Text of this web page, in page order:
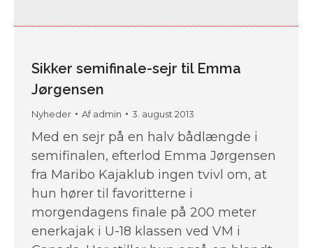
Sikker semifinale-sejr til Emma
Jørgensen
Nyheder Afadmin 3. august 2013
Med en sejr på en halv bådlængde i
semifinalen, efterlod Emma Jørgensen
fra Maribo Kajaklub ingen tvivl om, at
hun hører til favoritterne i
morgendagens finale på 200 meter
enerkajak i U-18 klassen ved VM i